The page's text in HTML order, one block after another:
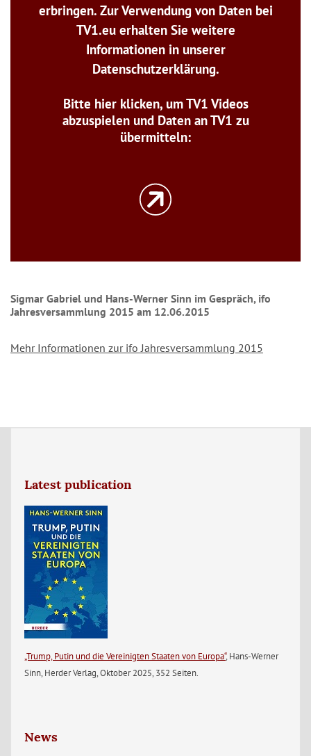
erbringen. Zur Verwendung von Daten bei
TV1.eu erhalten Sie weitere
Informationen in unserer
Datenschutzerklärung.
Bitte hier klicken, um TV1 Videos
abzuspielen und Daten an TV1 zu
übermitteln:
Sigmar Gabriel und Hans-Werner Sinn im Gespräch, ifo
Jahresversammlung 2015 am 12.06.2015
Mehr Informationen zur ifo Jahresversammlung 2015
Latest publication
„Trump, Putin und die Vereinigten Staaten von Europa“, Hans-Werner
Sinn, Herder Verlag, Oktober 2025, 352 Seiten.
News